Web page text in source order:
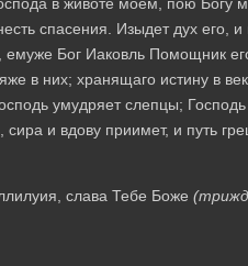
спасения. Изыдет дух eго,
Бог Иаковль Помощник
в них; хранящаго истину в
умудряет слепцы;
и вдову приимет, и путь
слава Тебе Боже